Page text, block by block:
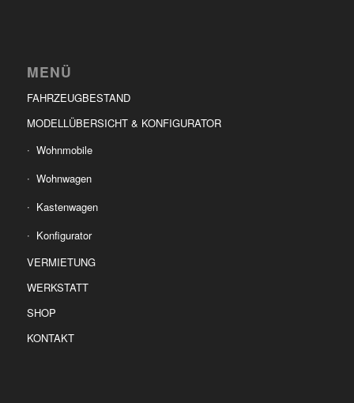
MENÜ
FAHRZEUGBESTAND
MODELLÜBERSICHT & KONFIGURATOR
Wohnmobile
Wohnwagen
Kastenwagen
Konfigurator
VERMIETUNG
WERKSTATT
SHOP
KONTAKT